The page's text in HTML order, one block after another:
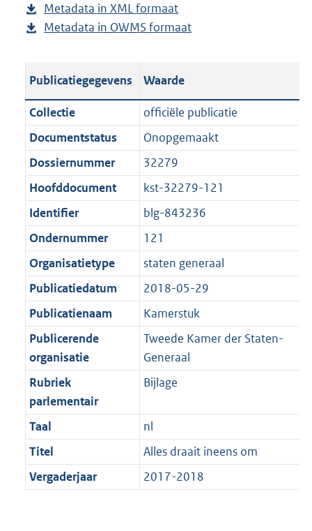
p
u
l
c
t
i
e
n
f
o
r
m
a
a
t
g
r
o
t
:
1
,
7
M
b
Metadata in XML formaat
e
a
n
d
s
r
o
o
t
e
:
1
K
b
Metadata in OWMS formaat
a
n
d
g
r
o
t
t
e
:
1
K
b
Publicatiegegevens Waarde
Collectie
officiële publicatie
Documentstatus
Onopgemaakt
Dossiernummer
32279
Hoofddocument
kst-32279-121
Identifier
blg-843236
Ondernummer
121
Organisatietype
staten generaal
Publicatiedatum
2018-05-29
Publicatienaam
Kamerstuk
Publicerende
organisatie
Tweede Kamer der Staten-
Generaal
Rubriek
parlementair
Bijlage
Taal
nl
Titel
Alles draait ineens om
Vergaderjaar
2017-2018